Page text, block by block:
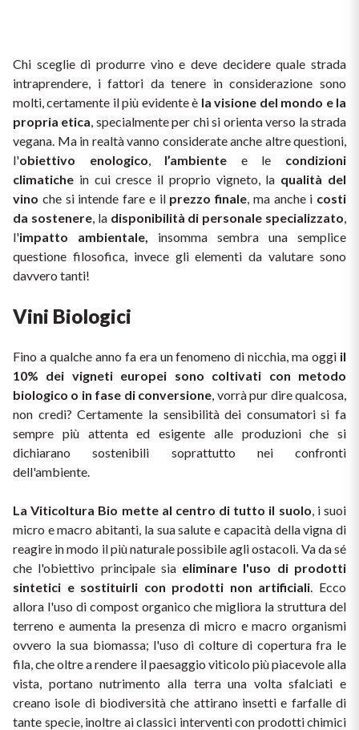
Monogram
Nino Negri
Re Manfredi
Vigneti La Selvanella
Vedi tutti
REGIONE
Basilicata
Bordeaux
Emilia Romagna
Friuli Venezia Giulia
Lombardia
Piemonte
Negroamaro
Nero D'Avola
Pinot Nero
Primitivo
Prosecco
Recioto
Ripasso
Sauvignon
Sforzato di Valtellina
Syrah
Trento DOC
Dealcolati
Vedi tutti
Scopri i vini
SICILIA
I profumi di un'isola
Scopri di più
Chi sceglie di produrre vino e deve decidere quale strada
intraprendere, i fattori da tenere in considerazione sono
molti, certamente il più evidente è la visione del mondo e la
propria etica, specialmente per chi si orienta verso la strada
vegana. Ma in realtà vanno considerate anche altre questioni,
l'obiettivo enologico, l’ambiente e le condizioni
climatiche in cui cresce il proprio vigneto, la qualità del
vino che si intende fare e il prezzo finale, ma anche i costi
da sostenere, la disponibilità di personale specializzato,
l'impatto ambientale, insomma sembra una semplice
questione filosofica, invece gli elementi da valutare sono
davvero tanti!
Vini Biologici
Fino a qualche anno fa era un fenomeno di nicchia, ma oggi il
biologico o in fase di conversione, vorrà pur dire qualcosa,
non credi? Certamente la sensibilità dei consumatori si fa
sempre più attenta ed esigente alle produzioni che si
dichiarano sostenibili soprattutto nei confronti
dell'ambiente.
La Viticoltura Bio mette al centro di tutto il suolo, i suoi
micro e macro abitanti, la sua salute e capacità della vigna di
reagire in modo il più naturale possibile agli ostacoli. Va da sé
che l'obiettivo principale sia eliminare l'uso di prodotti
sintetici e sostituirli con prodotti non artificiali. Ecco
allora l'uso di compost organico che migliora la struttura del
terreno e aumenta la presenza di micro e macro organismi
ovvero la sua biomassa; l'uso di colture di copertura fra le
fila, che oltre a rendere il paesaggio viticolo più piacevole alla
vista, portano nutrimento alla terra una volta sfalciati e
creano isole di biodiversità che attirano insetti e farfalle di
tante specie, inoltre ai classici interventi con prodotti chimici